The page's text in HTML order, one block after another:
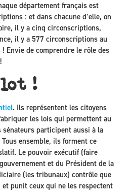
département français est
: et dans chacune d’elle, on
il y a cinq circonscriptions,
il y a 577 circonscriptions au
Envie de comprendre le rôle des
!
. Ils représentent les citoyens
les lois qui permettent au
sénateurs participent aussi à la
ensemble, ils forment ce
. Le pouvoir exécutif (faire
et du Président de la
(les tribunaux) contrôle que
punit ceux qui ne les respectent